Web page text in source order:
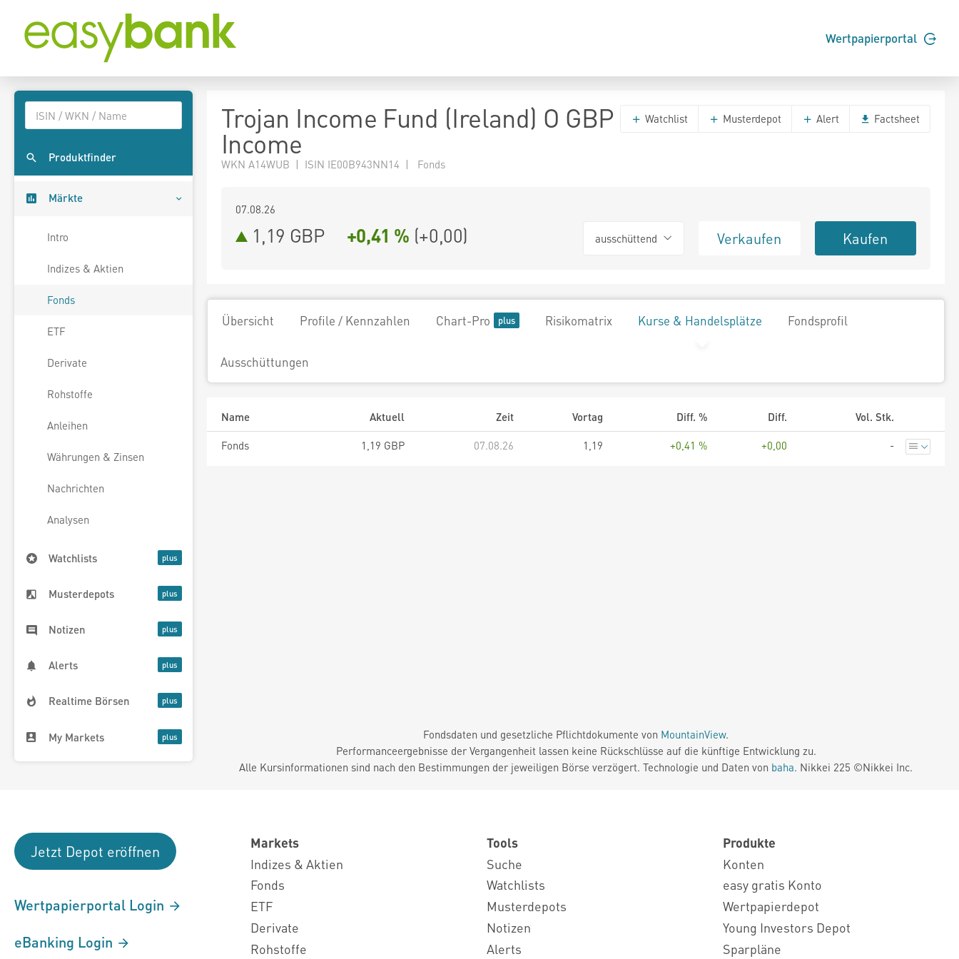
Wertpapierportal
Produktfinder
Märkte
Intro
Indizes & Aktien
Fonds
ETF
Derivate
Rohstoffe
Anleihen
Währungen & Zinsen
Nachrichten
Analysen
Watchlists
Musterdepots
Notizen
Alerts
Realtime Börsen
My Markets
Trojan Income Fund (Ireland) O GBP
Income
WKN A14WUB | ISIN IE00B943NN14 | Fonds
Watchlist Musterdepot Alert Factsheet
07.08.26
1,19 GBP +0,41 % (+0,00) ausschüttend Verkaufen Kaufen
Übersicht Profile / Kennzahlen Chart-Pro Risikomatrix Kurse & Handelsplätze Fondsprofil
Ausschüttungen
Name Aktuell Zeit Vortag Diff. % Diff.
Vol. Stk.
Fonds
1,19 GBP 07.08.26 1,19 +0,41 % +0,00 -
Fondsdaten und gesetzliche Pflichtdokumente von MountainView.
Performanceergebnisse der Vergangenheit lassen keine Rückschlüsse auf die künftige Entwicklung zu.
Alle Kursinformationen sind nach den Bestimmungen der jeweiligen Börse verzögert. Technologie und Daten von baha. Nikkei 225 ©Nikkei Inc.
Jetzt Depot eröffnen
Wertpapierportal Login
eBanking Login
Markets
Indizes & Aktien
Fonds
ETF
Derivate
Rohstoffe
Tools
Suche
Watchlists
Musterdepots
Notizen
Alerts
Produkte
Konten
easy gratis Konto
Wertpapierdepot
Young Investors Depot
Sparpläne